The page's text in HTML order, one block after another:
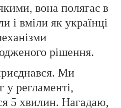
вона полягає в
і вміли як українці
рішення.
Ми
у регламенті,
5 хвилин. Нагадаю,